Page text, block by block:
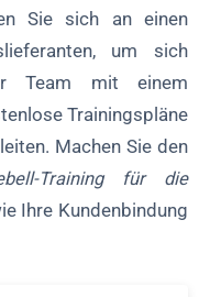
Sie sich an einen
um sich
Team mit einem
Trainingspläne
Machen Sie den
Training für die
Ihre Kundenbindung